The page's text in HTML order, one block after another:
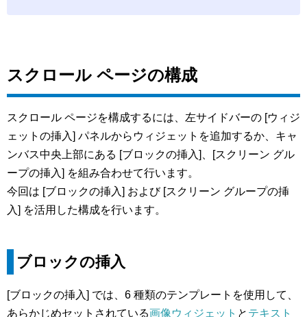
スクロール ページの構成
スクロール ページを構成するには、左サイドバーの [ウィジ
ェットの挿入] パネルからウィジェットを追加するか、キャ
ンバス中央上部にある [ブロックの挿入]、[スクリーン グル
ープの挿入] を組み合わせて行います。
今回は [ブロックの挿入] および [スクリーン グループの挿
入] を活用した構成を行います。
ブロックの挿入
[ブロックの挿入] では、6 種類のテンプレートを使用して、
あらかじめセットされている画像ウィジェット と テキスト